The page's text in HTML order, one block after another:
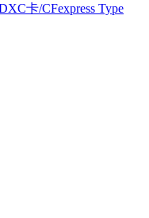
卡/CFexpress Type